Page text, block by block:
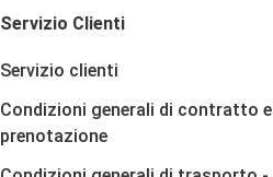
Servizio Clienti
Servizio clienti
Condizioni generali di contratto e
prenotazione